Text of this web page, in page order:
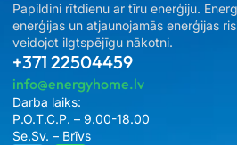
Papildini rītdienu ar tīru enerģiju.
enerģijas un atjaunojamās enerģijas
veidojot ilgtspējīgu nākotni.
+371 22504459
info@energyhome.lv
Darba laiks:
P.O.T.C.P. – 9.00-18.00
Se.Sv. – Brīvs